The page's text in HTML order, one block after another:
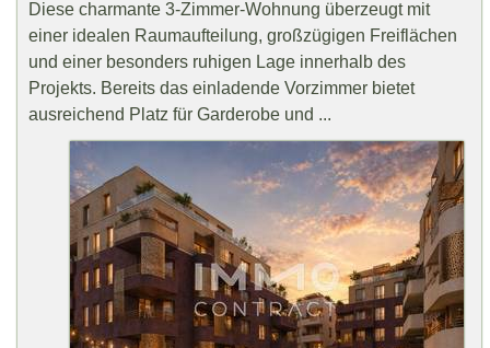
Diese charmante 3-Zimmer-Wohnung überzeugt mit
einer idealen Raumaufteilung, großzügigen Freiflächen
und einer besonders ruhigen Lage innerhalb des
Projekts. Bereits das einladende Vorzimmer bietet
ausreichend Platz für Garderobe und ...